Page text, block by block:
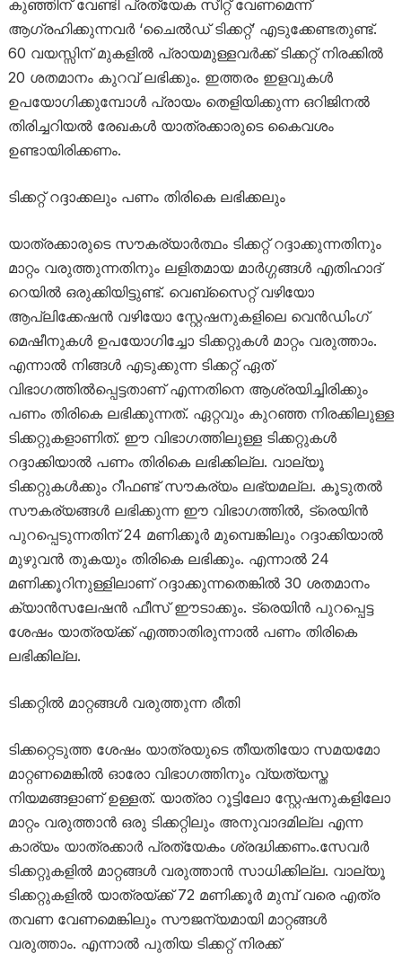
കുഞ്ഞിന് വേണ്ടി പ്രത്യേക സീറ്റ് വേണമെന്ന്
ആഗ്രഹിക്കുന്നവർ ‘ചൈൽഡ് ടിക്കറ്റ്’ എടുക്കേണ്ടതുണ്ട്.
60 വയസ്സിന് മുകളിൽ പ്രായമുള്ളവർക്ക് ടിക്കറ്റ് നിരക്കിൽ
20 ശതമാനം കുറവ് ലഭിക്കും. ഇത്തരം ഇളവുകൾ
ഉപയോഗിക്കുമ്പോൾ പ്രായം തെളിയിക്കുന്ന ഒറിജിനൽ
തിരിച്ചറിയൽ രേഖകൾ യാത്രക്കാരുടെ കൈവശം
ഉണ്ടായിരിക്കണം.
ടിക്കറ്റ് റദ്ദാക്കലും പണം തിരികെ ലഭിക്കലും
യാത്രക്കാരുടെ സൗകര്യാർത്ഥം ടിക്കറ്റ് റദ്ദാക്കുന്നതിനും
മാറ്റം വരുത്തുന്നതിനും ലളിതമായ മാർഗ്ഗങ്ങൾ എതിഹാദ്
റെയിൽ ഒരുക്കിയിട്ടുണ്ട്. വെബ്‌സൈറ്റ് വഴിയോ
ആപ്ലിക്കേഷൻ വഴിയോ സ്റ്റേഷനുകളിലെ വെൻഡിംഗ്
മെഷീനുകൾ ഉപയോഗിച്ചോ ടിക്കറ്റുകൾ മാറ്റം വരുത്താം.
എന്നാൽ നിങ്ങൾ എടുക്കുന്ന ടിക്കറ്റ് ഏത്
വിഭാഗത്തിൽപ്പെട്ടതാണ് എന്നതിനെ ആശ്രയിച്ചിരിക്കും
പണം തിരികെ ലഭിക്കുന്നത്. ഏറ്റവും കുറഞ്ഞ നിരക്കിലുള്ള
ടിക്കറ്റുകളാണിത്. ഈ വിഭാഗത്തിലുള്ള ടിക്കറ്റുകൾ
റദ്ദാക്കിയാൽ പണം തിരികെ ലഭിക്കില്ല. വാല്യൂ
ടിക്കറ്റുകൾക്കും റീഫണ്ട് സൗകര്യം ലഭ്യമല്ല. കൂടുതൽ
സൗകര്യങ്ങൾ ലഭിക്കുന്ന ഈ വിഭാഗത്തിൽ, ട്രെയിൻ
പുറപ്പെടുന്നതിന് 24 മണിക്കൂർ മുമ്പെങ്കിലും റദ്ദാക്കിയാൽ
മുഴുവൻ തുകയും തിരികെ ലഭിക്കും. എന്നാൽ 24
മണിക്കൂറിനുള്ളിലാണ് റദ്ദാക്കുന്നതെങ്കിൽ 30 ശതമാനം
ക്യാൻസലേഷൻ ഫീസ് ഈടാക്കും. ട്രെയിൻ പുറപ്പെട്ട
ശേഷം യാത്രയ്ക്ക് എത്താതിരുന്നാൽ പണം തിരികെ
ലഭിക്കില്ല.
ടിക്കറ്റിൽ മാറ്റങ്ങൾ വരുത്തുന്ന രീതി
ടിക്കറ്റെടുത്ത ശേഷം യാത്രയുടെ തീയതിയോ സമയമോ
മാറ്റണമെങ്കിൽ ഓരോ വിഭാഗത്തിനും വ്യത്യസ്ത
നിയമങ്ങളാണ് ഉള്ളത്. യാത്രാ റൂട്ടിലോ സ്റ്റേഷനുകളിലോ
മാറ്റം വരുത്താൻ ഒരു ടിക്കറ്റിലും അനുവാദമില്ല എന്ന
കാര്യം യാത്രക്കാർ പ്രത്യേകം ശ്രദ്ധിക്കണം.സേവർ
ടിക്കറ്റുകളിൽ മാറ്റങ്ങൾ വരുത്താൻ സാധിക്കില്ല. വാല്യൂ
ടിക്കറ്റുകളിൽ യാത്രയ്ക്ക് 72 മണിക്കൂർ മുമ്പ് വരെ എത്ര
തവണ വേണമെങ്കിലും സൗജന്യമായി മാറ്റങ്ങൾ
വരുത്താം. എന്നാൽ പുതിയ ടിക്കറ്റ് നിരക്ക്